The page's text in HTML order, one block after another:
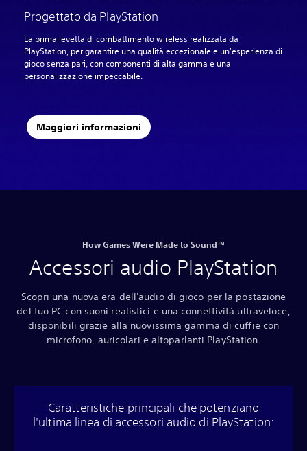
Progettato da PlayStation
La prima levetta di combattimento wireless realizzata da
PlayStation, per garantire una qualità eccezionale e un'esperienza di
gioco senza pari, con componenti di alta gamma e una
personalizzazione impeccabile.
Maggiori informazioni
How Games Were Made to Sound™
Accessori audio PlayStation
Scopri una nuova era dell'audio di gioco per la postazione
del tuo PC con suoni realistici e una connettività ultraveloce,
disponibili grazie alla nuovissima gamma di cuffie con
microfono, auricolari e altoparlanti PlayStation.
Caratteristiche principali che potenziano
l'ultima linea di accessori audio di PlayStation: